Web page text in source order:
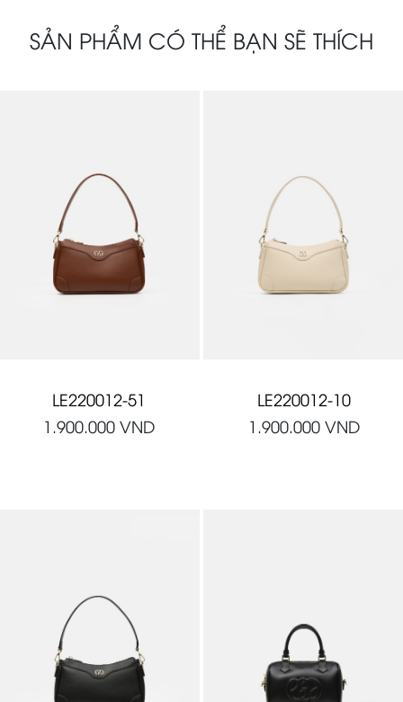
SẢN PHẨM CÓ THỂ BẠN SẼ THÍCH
LE220012-51
1.900.000 VND
LE220012-10
1.900.000 VND